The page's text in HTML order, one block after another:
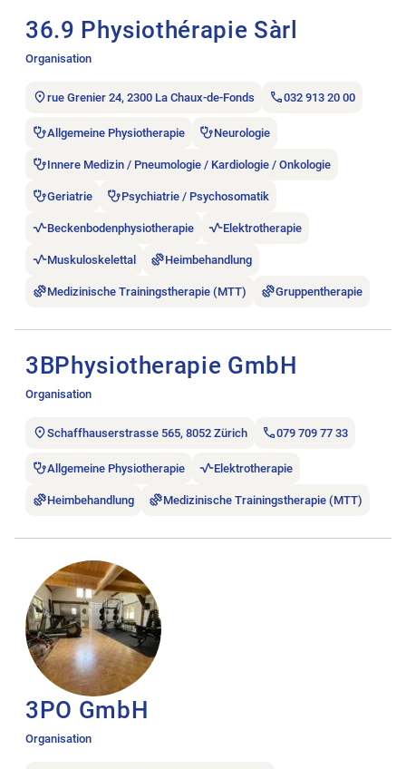
36.9 Physiothérapie Sàrl
Organisation
rue Grenier 24, 2300 La Chaux-de-Fonds 032 913 20 00
Allgemeine Physiotherapie Neurologie
Innere Medizin / Pneumologie / Kardiologie / Onkologie
Geriatrie Psychiatrie / Psychosomatik
Beckenbodenphysiotherapie Elektrotherapie
Muskuloskelettal Heimbehandlung
Medizinische Trainingstherapie (MTT) Gruppentherapie
3BPhysiotherapie GmbH
Organisation
Schaffhauserstrasse 565, 8052 Zürich 079 709 77 33
Allgemeine Physiotherapie Elektrotherapie
Heimbehandlung Medizinische Trainingstherapie (MTT)
3PO GmbH
Organisation